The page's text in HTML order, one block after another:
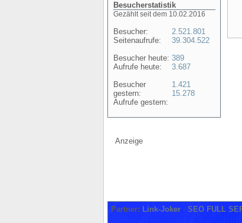
Besucherstatistik
Gezählt seit dem 10.02.2016
Besucher:
Seitenaufrufe:
Besucher heute:
Aufrufe heute:
Besucher
gestern:
Aufrufe gestern:
2.521.801
39.304.522
389
3.687
1.421
15.278
Anzeige
Partner: Link-Joker - SEO FULL